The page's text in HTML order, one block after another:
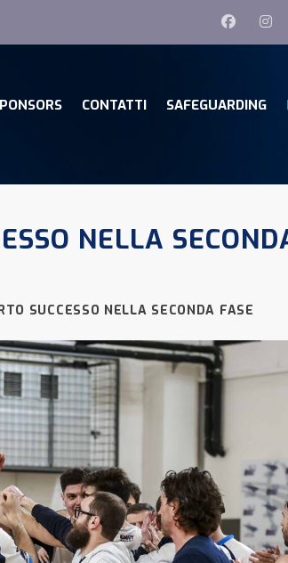
CONTATTI SAFEGUARDING
NELLA
SUCCESSO NELLA SECONDA FASE